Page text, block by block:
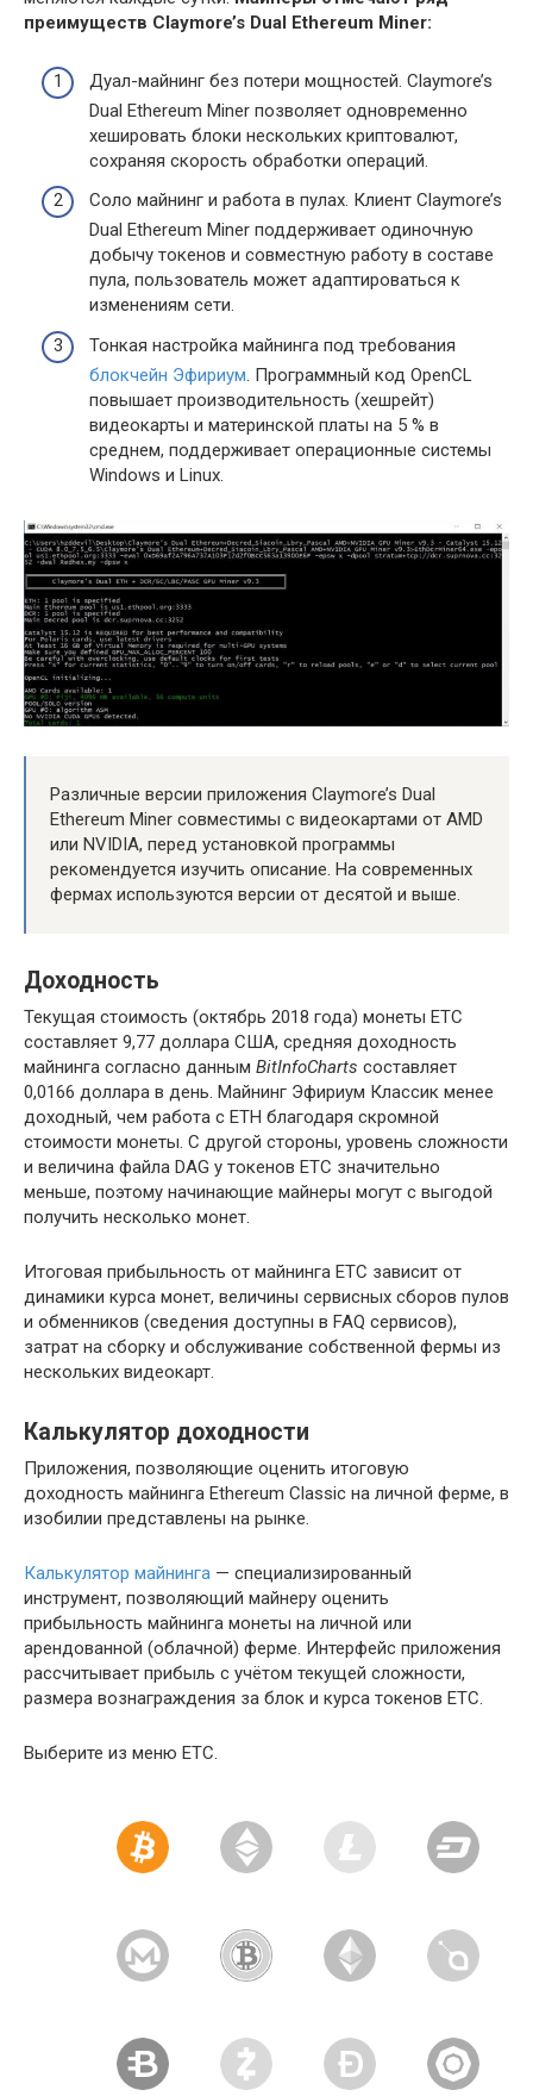
преимуществ Claymore’s Dual Ethereum Miner:
Дуал-майнинг без потери мощностей. Claymore’s
Dual Ethereum Miner позволяет одновременно
хешировать блоки нескольких криптовалют,
сохраняя скорость обработки операций.
Соло майнинг и работа в пулах. Клиент Claymore’s
Dual Ethereum Miner поддерживает одиночную
добычу токенов и совместную работу в составе
пула, пользователь может адаптироваться к
изменениям сети.
Тонкая настройка майнинга под требования
блокчейн Эфириум. Программный код OpenCL
повышает производительность (хешрейт)
видеокарты и материнской платы на 5 % в
среднем, поддерживает операционные системы
Windows и Linux.
Различные версии приложения Claymore’s Dual
Ethereum Miner совместимы с видеокартами от AMD
или NVIDIA, перед установкой программы
рекомендуется изучить описание. На современных
фермах используются версии от десятой и выше.
Доходность
Текущая стоимость (октябрь 2018 года) монеты ETC
составляет 9,77 доллара США, средняя доходность
майнинга согласно данным BitInfoCharts составляет
0,0166 доллара в день. Майнинг Эфириум Классик менее
доходный, чем работа с ETH благодаря скромной
стоимости монеты. С другой стороны, уровень сложности
и величина файла DAG у токенов ETC значительно
меньше, поэтому начинающие майнеры могут с выгодой
получить несколько монет.
Итоговая прибыльность от майнинга ETC зависит от
динамики курса монет, величины сервисных сборов пулов
и обменников (сведения доступны в FAQ сервисов),
затрат на сборку и обслуживание собственной фермы из
нескольких видеокарт.
Калькулятор доходности
Приложения, позволяющие оценить итоговую
доходность майнинга Ethereum Classic на личной ферме, в
изобилии представлены на рынке.
Калькулятор майнинга — специализированный
инструмент, позволяющий майнеру оценить
прибыльность майнинга монеты на личной или
арендованной (облачной) ферме. Интерфейс приложения
рассчитывает прибыль с учётом текущей сложности,
размера вознаграждения за блок и курса токенов ETC.
Выберите из меню ETC.